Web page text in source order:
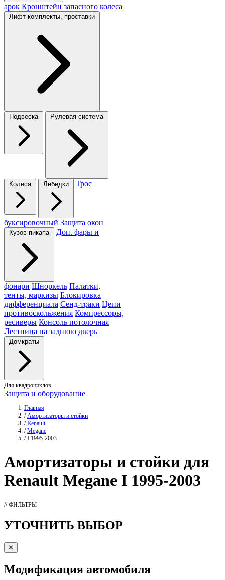
арок Кронштейн запасного колеса
Лифт-комплекты, проставки
Подвеска Рулевая система
Колеса Лебедки Трос
буксировочный Защита окон
Кузов пикапа Доп. фары и
фонари Шноркель Палатки,
тенты, маркизы Блокировка
дифференциала Сенд-траки Цепи
противоскольжения Компрессоры,
ресиверы Консоль потолочная
Лестница на заднюю дверь
Домкраты
Для квадроциклов
Защита и оборудование
Главная
/ Амортизаторы и стойки
/ Renault
/ Megane
/ I 1995-2003
Амортизаторы и стойки для
Renault Megane I 1995-2003
// ФИЛЬТРЫ
УТОЧНИТЬ ВЫБОР
✕
Модификация автомобиля